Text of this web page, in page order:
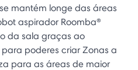
mantém longe das áreas
aspirador Roomba®
da sala graças ao
poderes criar Zonas a
para as áreas de maior